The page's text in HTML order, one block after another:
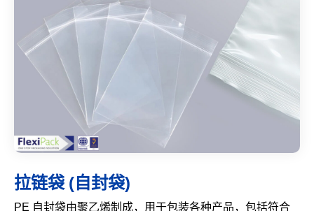
拉链袋 (自封袋)